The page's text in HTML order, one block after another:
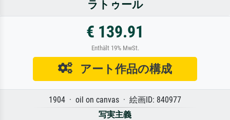
ラトゥール
€ 139.91
Enthält 19% MwSt.
アート作品の構成
1904 · oil on canvas · 絵画ID: 840977
写実主義